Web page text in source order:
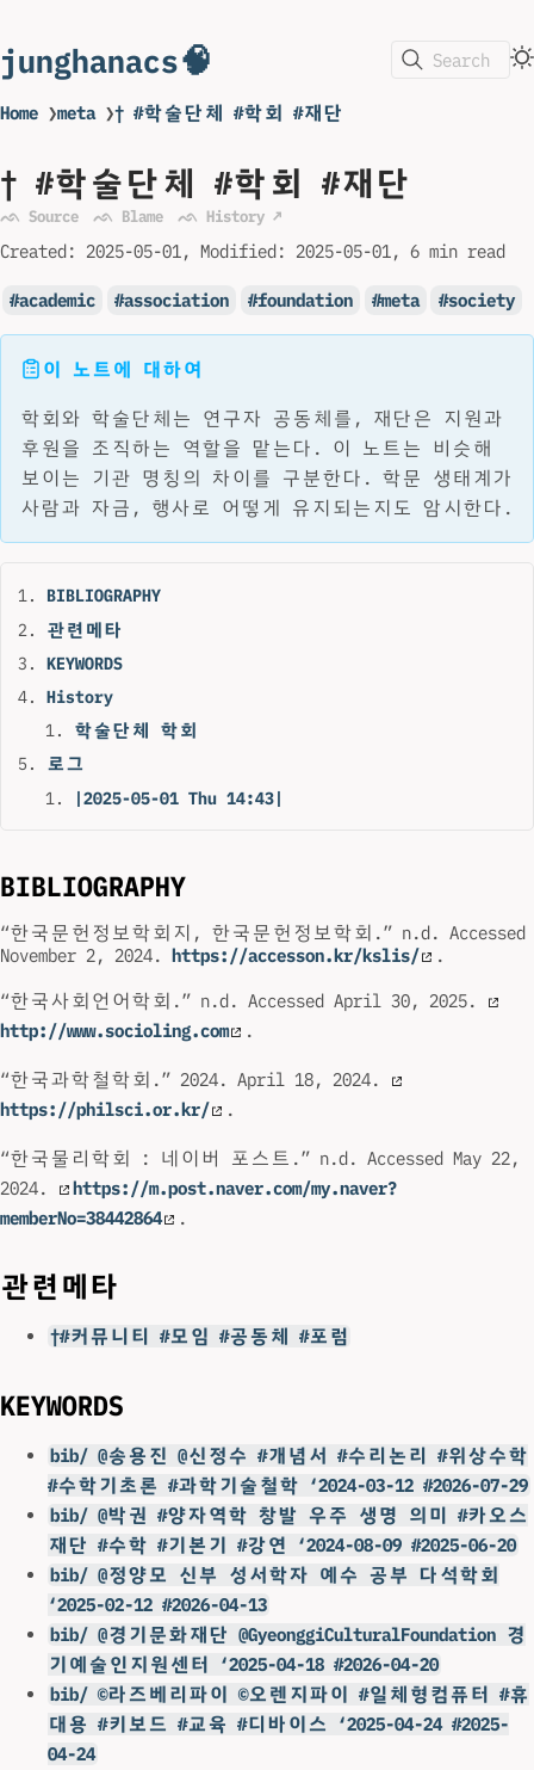
junghanacs🧠 Search
Home ❯meta ❯† #학술단체 #학회 #재단
† #학술단체 #학회 #재단
ᨒ Source ᨒ Blame ᨒ History ↗
Created: 2025-05-01 Modified: 2025-05-01 6 min read
academic association foundation meta society
이 노트에 대하여
학회와 학술단체는 연구자 공동체를, 재단은 지원과
후원을 조직하는 역할을 맡는다. 이 노트는 비슷해
보이는 기관 명칭의 차이를 구분한다. 학문 생태계가
사람과 자금, 행사로 어떻게 유지되는지도 암시한다.
BIBLIOGRAPHY
관련메타
KEYWORDS
History
학술단체 학회
로그
|2025-05-01 Thu 14:43|
BIBLIOGRAPHY
“한국문헌정보학회지, 한국문헌정보학회.” n.d. Accessed
November 2, 2024. https://accesson.kr/kslis/
.
“한국사회언어학회.” n.d. Accessed April 30, 2025.
http://www.socioling.com
.
“한국과학철학회.” 2024. April 18, 2024.
https://philsci.or.kr/
.
“한국물리학회 : 네이버 포스트.” n.d. Accessed May 22,
2024.
https://m.post.naver.com/my.naver?
memberNo=38442864
.
관련메타
†#커뮤니티 #모임 #공동체 #포럼
KEYWORDS
bib/ @송용진 @신정수 #개념서 #수리논리 #위상수학
#수학기초론 #과학기술철학 ‘2024-03-12 #2026-07-29
bib/ @박권 #양자역학 창발 우주 생명 의미 #카오스
재단 #수학 #기본기 #강연 ‘2024-08-09 #2025-06-20
bib/ @정양모 신부 성서학자 예수 공부 다석학회
‘2025-02-12 #2026-04-13
bib/ @경기문화재단 @GyeonggiCulturalFoundation 경
기예술인지원센터 ‘2025-04-18 #2026-04-20
bib/ ©라즈베리파이 ©오렌지파이 #일체형컴퓨터 #휴
대용 #키보드 #교육 #디바이스 ‘2025-04-24 #2025-
04-24